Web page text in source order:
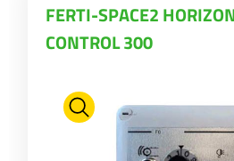
FERTI-SPACE2
CONTROL 300